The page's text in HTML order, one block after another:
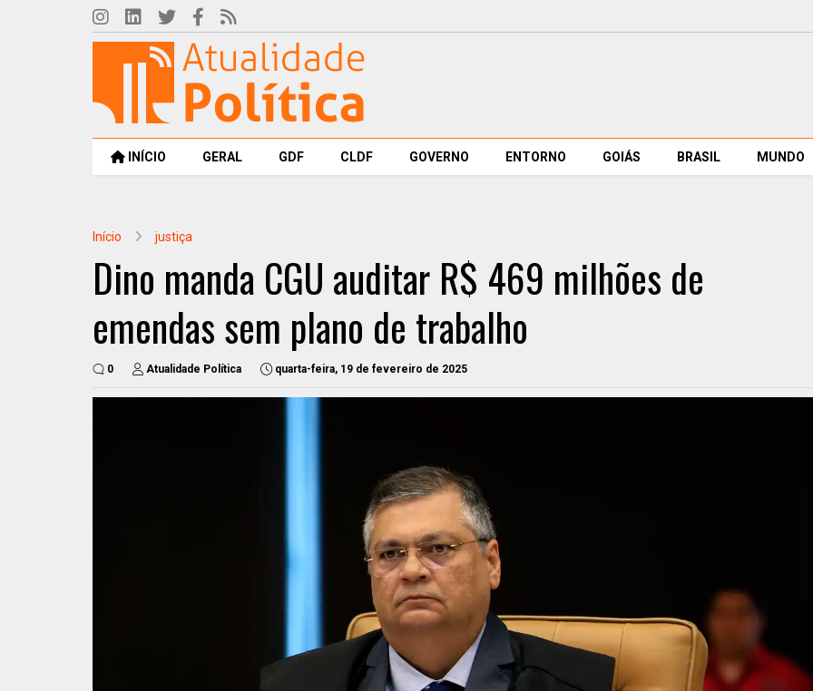
INÍCIO GERAL GDF CLDF GOVERNO ENTORNO GOIÁS BRASIL MUNDO
Início justiça
Dino manda CGU auditar R$ 469 milhões de
emendas sem plano de trabalho
0 Atualidade Política quarta-feira, 19 de fevereiro de 2025